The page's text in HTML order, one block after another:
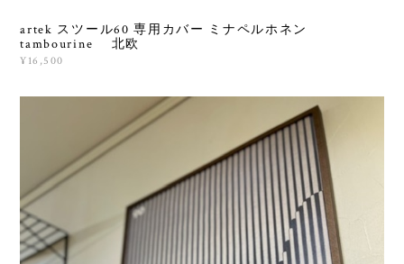
artek スツール60 専用カバー ミナペルホネン
tambourine 北欧
¥16,500